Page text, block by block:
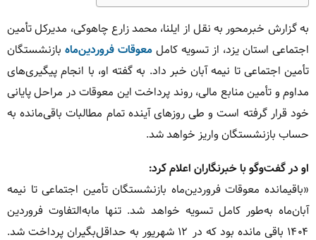
به گزارش خبرمحور به نقل از ایلنا، محمد زارع چاهوکی، مدیرکل تأمین
اجتماعی استان یزد، از تسویه کامل معوقات فروردین‌ماه بازنشستگان
تأمین اجتماعی تا نیمه آبان خبر داد. به گفته او، با انجام پیگیری‌های
مداوم و تأمین منابع مالی، روند پرداخت این معوقات در مراحل پایانی
خود قرار گرفته است و طی روزهای آینده تمام مطالبات باقی‌مانده به
حساب بازنشستگان واریز خواهد شد.
او در گفت‌وگو با خبرنگاران اعلام کرد:
«باقیمانده معوقات فروردین‌ماه بازنشستگان تأمین اجتماعی تا نیمه
آبان‌ماه به‌طور کامل تسویه خواهد شد. تنها مابه‌التفاوت فروردین
۱۴۰۴ باقی مانده بود که در ۱۲ شهریور به حداقل‌بگیران پرداخت شد.